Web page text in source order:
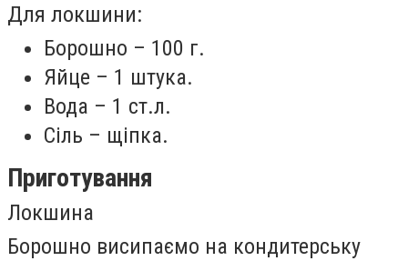
Для локшини:
Борошно – 100 г.
Яйце – 1 штука.
Вода – 1 ст.л.
Сіль – щіпка.
Приготування
Локшина
Борошно висипаємо на кондитерську